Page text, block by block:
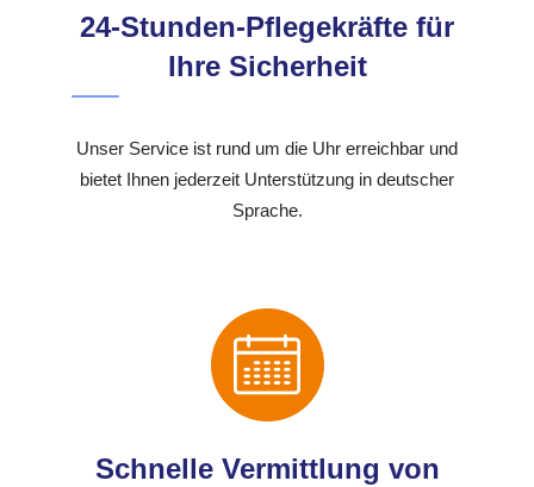
24-Stunden-Pflegekräfte für
Ihre Sicherheit
Unser Service ist rund um die Uhr erreichbar und
bietet Ihnen jederzeit Unterstützung in deutscher
Sprache.
Schnelle Vermittlung von